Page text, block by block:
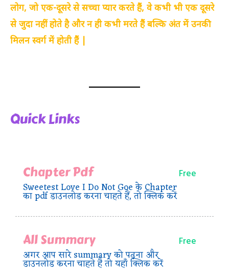
लोग, जो एक-दूसरे से सच्चा प्यार करते हैं, वे कभी भी एक दूसरे
से जुदा नहीं होते है और न ही कभी मरते हैं बल्कि अंत में उनकी
मिलन स्वर्ग में होती हैं |
Quick Links
Chapter Pdf
Sweetest Love I Do Not Goe के Chapter
का pdf डाउनलोड करना चाहते हैं, तो क्लिक करें
Free
All Summary
अगर आप सारे summary को पढ़ना और
डाउनलोड करना चाहते है तो यहाँ क्लिक करें
Free